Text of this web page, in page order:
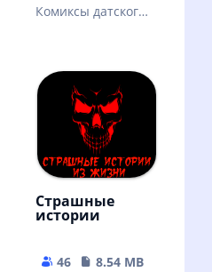
Комиксы датского
Херлуфа
Бидструпа
Страшные
истории
46
8.54 MB